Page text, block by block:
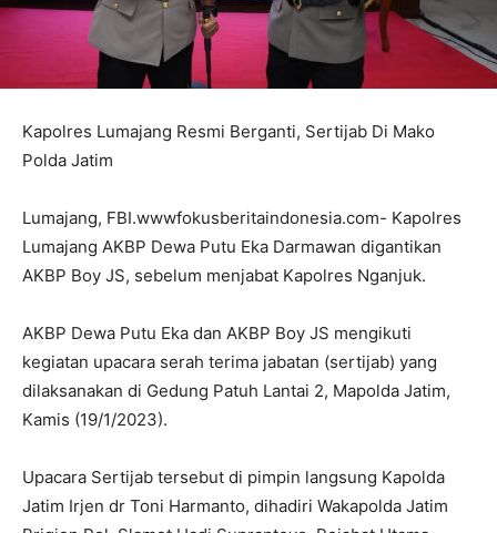
Kapolres Lumajang Resmi Berganti, Sertijab Di Mako
Polda Jatim
Lumajang, FBI.wwwfokusberitaindonesia.com- Kapolres
Lumajang AKBP Dewa Putu Eka Darmawan digantikan
AKBP Boy JS, sebelum menjabat Kapolres Nganjuk.
AKBP Dewa Putu Eka dan AKBP Boy JS mengikuti
kegiatan upacara serah terima jabatan (sertijab) yang
dilaksanakan di Gedung Patuh Lantai 2, Mapolda Jatim,
Kamis (19/1/2023).
Upacara Sertijab tersebut di pimpin langsung Kapolda
Jatim Irjen dr Toni Harmanto, dihadiri Wakapolda Jatim